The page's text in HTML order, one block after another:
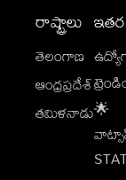
రాష్ట్రాలు
తెలంగాణ
ఆంధ్రప్రదేశ్
తమిళనాడు🌟